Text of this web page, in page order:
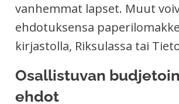
vanhemmat lapset. Muut
ehdotuksensa
kirjastolla, Riksulassa tai
Osallistuvan
ehdot